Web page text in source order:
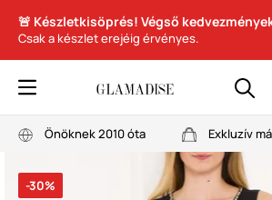
🚨 Készletkisöprés! Végső
Csak a készlet erejéig érvényes.
Önöknek 2010 óta Exkluzív
-30%